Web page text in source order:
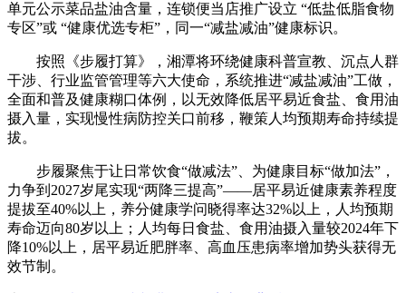
单元公示菜品盐油含量，连锁便当店推广设立 “低盐低脂食物
专区”或 “健康优选专柜”，同一“减盐减油”健康标识。
按照《步履打算》，湘潭将环绕健康科普宣教、沉点人群
干涉、行业监管管理等六大使命，系统推进“减盐减油”工做，
全面和普及健康糊口体例，以无效降低居平易近食盐、食用油
摄入量，实现慢性病防控关口前移，鞭策人均预期寿命持续提
拔。
步履聚焦于让日常饮食“做减法”、为健康目标“做加法”，
力争到2027岁尾实现“两降三提高”——居平易近健康素养程度
提拔至40%以上，养分健康学问晓得率达32%以上，人均预期
寿命迈向80岁以上；人均每日食盐、食用油摄入量较2024年下
降10%以上，居平易近肥胖率、高血压患病率增加势头获得无
效节制。